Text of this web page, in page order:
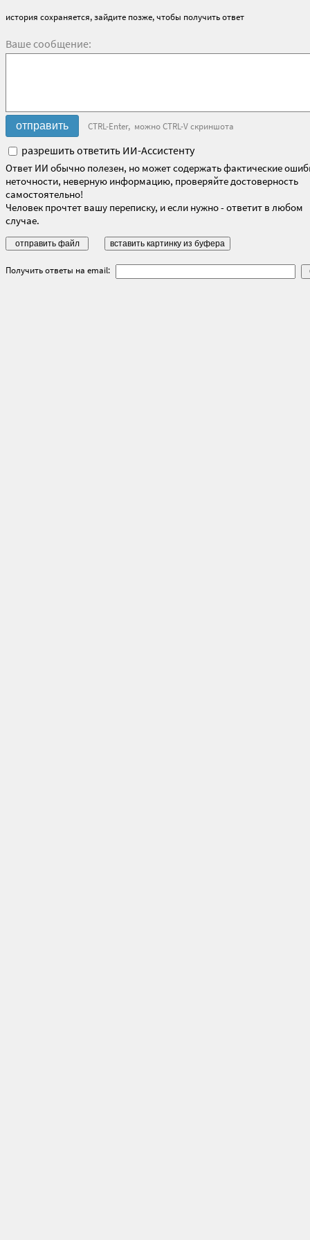
история сохраняется, зайдите позже, чтобы получить ответ
Ваше сообщение:
CTRL-Enter, можно CTRL-V скриншота
разрешить ответить ИИ-Ассистенту
Ответ ИИ обычно полезен, но может содержать фактические
неточности, неверную информацию, проверяйте достоверность
самостоятельно!
Человек прочтет вашу переписку, и если нужно - ответит в любом
случае.
Получить ответы на email: